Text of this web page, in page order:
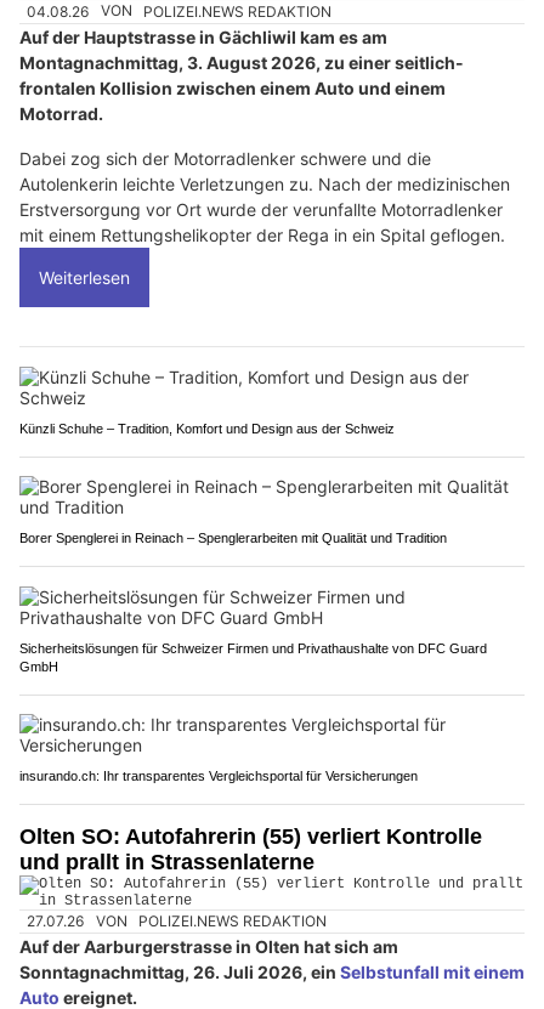
04.08.26 VON POLIZEI.NEWS REDAKTION
Auf der Hauptstrasse in Gächliwil kam es am
Montagnachmittag, 3. August 2026, zu einer seitlich-
frontalen Kollision zwischen einem Auto und einem
Motorrad.
Dabei zog sich der Motorradlenker schwere und die
Autolenkerin leichte Verletzungen zu. Nach der medizinischen
Erstversorgung vor Ort wurde der verunfallte Motorradlenker
mit einem Rettungshelikopter der Rega in ein Spital geflogen.
Weiterlesen
Künzli Schuhe – Tradition, Komfort und Design aus der Schweiz
Borer Spenglerei in Reinach – Spenglerarbeiten mit Qualität und Tradition
Sicherheitslösungen für Schweizer Firmen und Privathaushalte von DFC Guard
GmbH
insurando.ch: Ihr transparentes Vergleichsportal für Versicherungen
Olten SO: Autofahrerin (55) verliert Kontrolle
und prallt in Strassenlaterne
27.07.26 VON POLIZEI.NEWS REDAKTION
Auf der Aarburgerstrasse in Olten hat sich am
Sonntagnachmittag, 26. Juli 2026, ein Selbstunfall mit einem
Auto ereignet.